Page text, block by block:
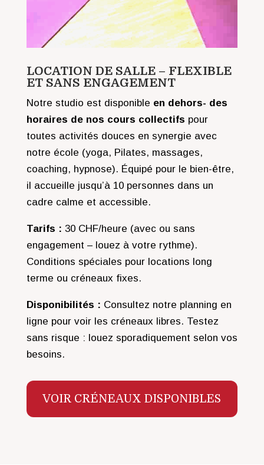
LOCATION DE SALLE – FLEXIBLE
ET SANS ENGAGEMENT
Notre studio est disponible en dehors- des
horaires de nos cours collectifs pour
toutes activités douces en synergie avec
notre école (yoga, Pilates, massages,
coaching, hypnose). Équipé pour le bien-être,
il accueille jusqu’à 10 personnes dans un
cadre calme et accessible.
Tarifs : 30 CHF/heure (avec ou sans
engagement – louez à votre rythme).
Conditions spéciales pour locations long
terme ou créneaux fixes.
Disponibilités : Consultez notre planning en
ligne pour voir les créneaux libres. Testez
sans risque : louez sporadiquement selon vos
besoins.
VOIR CRÉNEAUX DISPONIBLES